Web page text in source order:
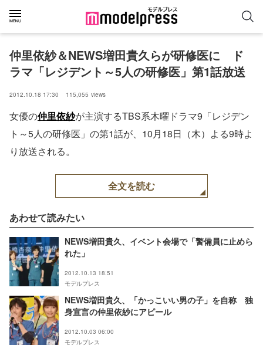
仲里依紗＆NEWS増田貴久らが研修医に　ド
ラマ「レジデント～5人の研修医」第1話放送
2012.10.18 17:30 115,055 views
女優の仲里依紗が主演するTBS系木曜ドラマ9「レジデン
ト～5人の研修医」の第1話が、10月18日（木）よる9時よ
り放送される。
全文を読む
あわせて読みたい
NEWS増田貴久、イベント会場で「警備員に止めら
れた」
2012.10.13 18:51
モデルプレス
NEWS増田貴久、「かっこいい男の子」を自称 独
身宣言の仲里依紗にアピール
2012.10.03 06:00
モデルプレス